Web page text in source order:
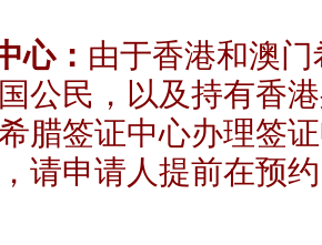
心： 由于香港和澳
公民，以及持有香
腊签证中心办理签
请申请人提前在预